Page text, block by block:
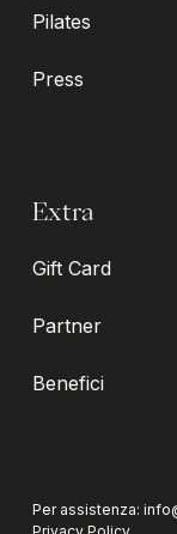
Pilates
Press
Extra
Gift Card
Partner
Benefici
Per assistenza: